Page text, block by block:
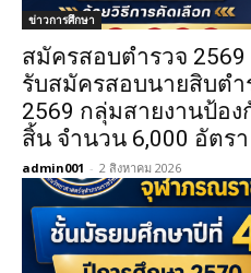
ข่าวการศึกษา
สมัครสอบตํารวจ
รับสมัครสอบนายสิบตำ
2569 กลุ่มสายงานป้อ
สิ้น จำนวน 6,000 อัตร
admin001 - 2 สิงหาคม 2026